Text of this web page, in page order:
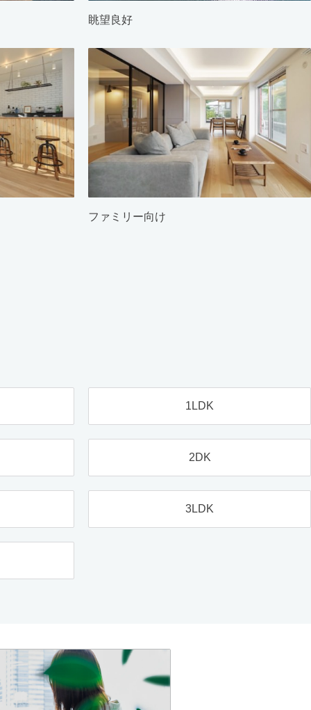
眺望良好
ファミリー向け
1LDK
2DK
3LDK